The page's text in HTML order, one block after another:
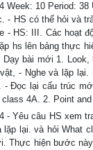
Week: 10 Period:
- HS có thể hỏi và
- HS: III. Các hoạt
hs lên bảng thực
bài mới 1. Look,
- Nghe và lặp
Đọc lại cấu trúc
4A. 2. Point
- Yêu câu HS xem
lặp lại. và hỏi What
Thực hiện bước